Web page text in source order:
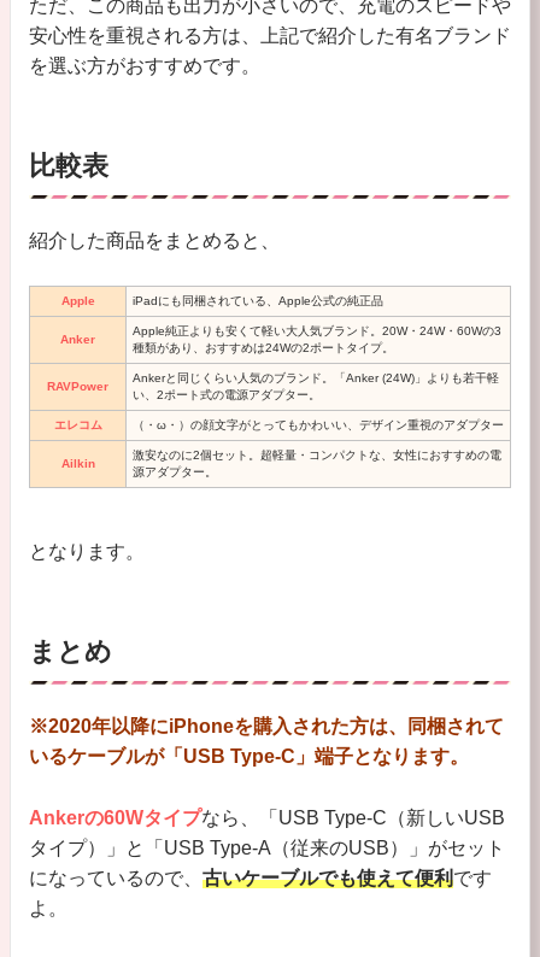
ただ、この商品も出力が小さいので、充電のスピードや
安心性を重視される方は、上記で紹介した有名ブランド
を選ぶ方がおすすめです。
比較表
紹介した商品をまとめると、
Apple iPadにも同梱されている、Apple公式の純正品
Anker
Apple純正よりも安くて軽い大人気ブランド。20W・24W・60Wの3
種類があり、おすすめは24Wの2ポートタイプ。
RAVPower
Ankerと同じくらい人気のブランド。「Anker (24W)」よりも若干軽
い、2ポート式の電源アダプター。
エレコム （・ω・）の顔文字がとってもかわいい、デザイン重視のアダプター
Ailkin
激安なのに2個セット。超軽量・コンパクトな、女性におすすめの電
源アダプター。
となります。
まとめ
※2020年以降にiPhoneを購入された方は、同梱されて
いるケーブルが「USB Type-C」端子となります。
Ankerの60Wタイプなら、「USB Type-C（新しいUSB
タイプ）」と「USB Type-A（従来のUSB）」がセット
になっているので、 古いケーブルでも使えて便利です
よ。